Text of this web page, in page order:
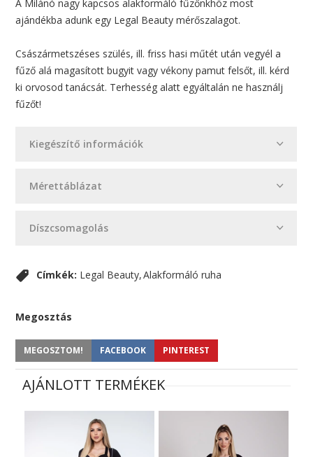
Kiegészítő információk
Mérettáblázat
Díszcsomagolás
A Milánó nagy kapcsos alakformáló fűzőnkhöz most
ajándékba adunk egy Legal Beauty mérőszalagot.
Császármetszéses szülés, ill. friss hasi műtét után vegyél a
fűző alá magasított bugyit vagy vékony pamut felsőt, ill. kérd
ki orvosod tanácsát. Terhesség alatt egyáltalán ne használj
fűzőt!
Címkék: Legal Beauty Alakformáló ruha
Megosztás
MEGOSZTOM! FACEBOOK PINTEREST
AJÁNLOTT TERMÉKEK